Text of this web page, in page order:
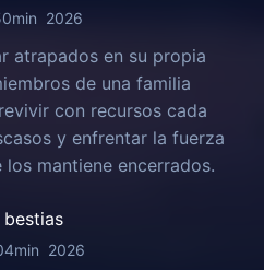
2026
atrapados en su propia
de una familia
con recursos cada
y enfrentar la fuerza
los mantiene encerrados.
bestias
2026